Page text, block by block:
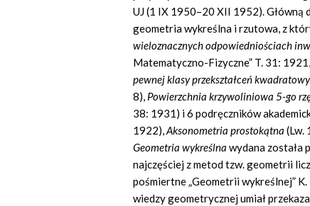
UJ (1 IX 1950–20 XII 1952). Główną
geometria wykreślna i rzutowa, z
wieloznacznych odpowiedniościach
Matematyczno-Fizyczne” T. 31:
pewnej klasy przekształceń
8), Powierzchnia krzywoliniowa 5-go
38: 1931) i 6 podręczników
1922),Aksonometria prostokątna (Lw.
Geometria wykreślna wydana została
najczęściej z metod tzw. geometrii
pośmiertne „Geometrii wykreślnej”
wiedzy geometrycznej umiał